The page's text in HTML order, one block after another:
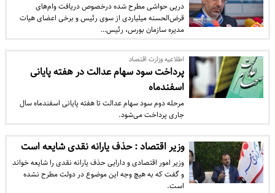
درپی حواشی مطرح شده درخصوص دریافت وام‌های
قرض‌الحسنه میلیاردی از سوی رئیس و برخی اعضای هیات
مدیره سازمان بورس، رئیس…
اطلاعیه وزارت اقتصاد
پرداخت سود سهام عدالت در هفته پایانی
اسفندماه
مرحله دوم سود سهام عدالت تا هفته پایانی اسفندماه سال
جاری پرداخت می‌شود.
وزیر اقتصاد : حذف یارانه نقدی شایعه است
وزیر امور اقتصادی و دارایی حذف یارانه نقدی را شایعه خواند
و گفت که به هیچ وجه این موضوع در دولت مطرح نشده
است.